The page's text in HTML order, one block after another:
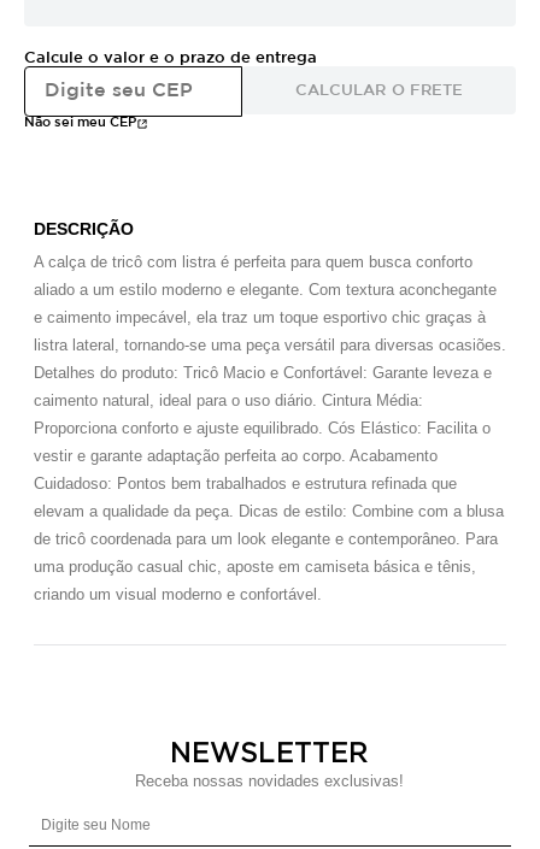
Calcule o valor e o prazo de entrega
CALCULAR O FRETE
Não sei meu CEP
DESCRIÇÃO
A calça de tricô com listra é perfeita para quem busca conforto
aliado a um estilo moderno e elegante. Com textura aconchegante
e caimento impecável, ela traz um toque esportivo chic graças à
listra lateral, tornando-se uma peça versátil para diversas ocasiões.
Detalhes do produto: Tricô Macio e Confortável: Garante leveza e
caimento natural, ideal para o uso diário. Cintura Média:
Proporciona conforto e ajuste equilibrado. Cós Elástico: Facilita o
vestir e garante adaptação perfeita ao corpo. Acabamento
Cuidadoso: Pontos bem trabalhados e estrutura refinada que
elevam a qualidade da peça. Dicas de estilo: Combine com a blusa
de tricô coordenada para um look elegante e contemporâneo. Para
uma produção casual chic, aposte em camiseta básica e tênis,
criando um visual moderno e confortável.
NEWSLETTER
Receba nossas novidades exclusivas!